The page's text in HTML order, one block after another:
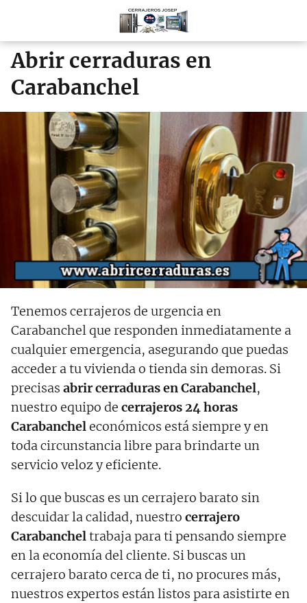
Abrir cerraduras en
Carabanchel
Tenemos cerrajeros de urgencia en
Carabanchel que responden inmediatamente a
cualquier emergencia, asegurando que puedas
acceder a tu vivienda o tienda sin demoras. Si
precisas abrir cerraduras en Carabanchel,
nuestro equipo de cerrajeros 24 horas
Carabancheleconómicos está siempre y en
toda circunstancia libre para brindarte un
servicio veloz y eficiente.
Si lo que buscas es un cerrajero barato sin
descuidar la calidad, nuestro cerrajero
Carabancheltrabaja para ti pensando siempre
en la economía del cliente. Si buscas un
cerrajero barato cerca de ti, no procures más,
nuestros expertos están listos para asistirte en